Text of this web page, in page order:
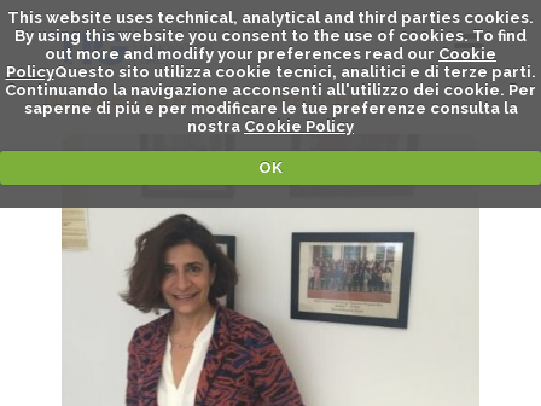
This website uses technical, analytical and third parties cookies.
By using this website you consent to the use of cookies. To find
out more and modify your preferences read our Cookie
PolicyQuesto sito utilizza cookie tecnici, analitici e di terze parti.
Continuando la navigazione acconsenti all'utilizzo dei cookie. Per
saperne di piú e per modificare le tue preferenze consulta la
nostra Cookie Policy
OK
NICOLETTA ROCCA - SPEAKER